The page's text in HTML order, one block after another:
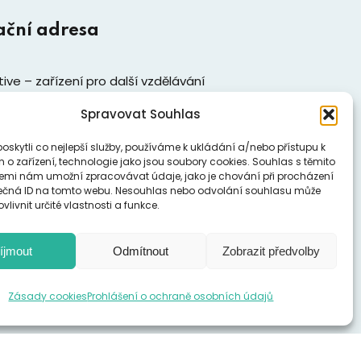
Spravovat Souhlas
co nejlepší služby, používáme k ukládání a/nebo přístupu k
zařízení, technologie jako jsou soubory cookies. Souhlas s těmito
nám umožní zpracovávat údaje, jako je chování při procházení
ID na tomto webu. Nesouhlas nebo odvolání souhlasu může
určité vlastnosti a funkce.
Odmítnout Zobrazit předvolby
Zásady cookiesProhlášení o ochraně osobních údajů
adresa
– zařízení pro další vzdělávání
8